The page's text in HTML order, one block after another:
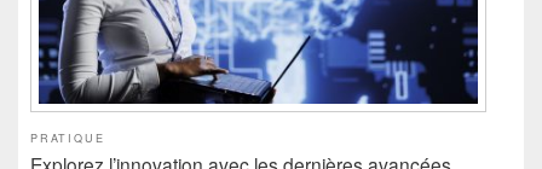
PRATIQUE